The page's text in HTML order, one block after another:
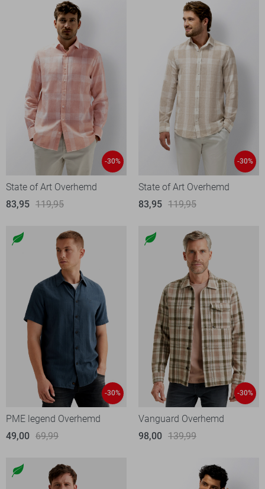
-30%
State of Art Overhemd
83,95 119,95
-30%
State of Art Overhemd
83,95 119,95
-30%
PME legend Overhemd
49,00 69,99
-30%
Vanguard Overhemd
98,00 139,99